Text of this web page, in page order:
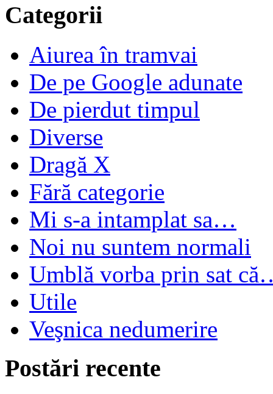
Categorii
Aiurea în tramvai
De pe Google adunate
De pierdut timpul
Diverse
Dragă X
Fără categorie
Mi s-a intamplat sa…
Noi nu suntem normali
Umblă vorba prin sat
Utile
Veşnica nedumerire
Postări recente